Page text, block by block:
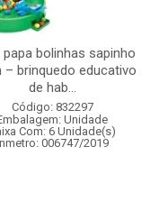
bolinhas sapinho
– brinquedo educativo
de hab...
Código: 832297
Unidade
Com: 6 Unidade(s)
006747/2019